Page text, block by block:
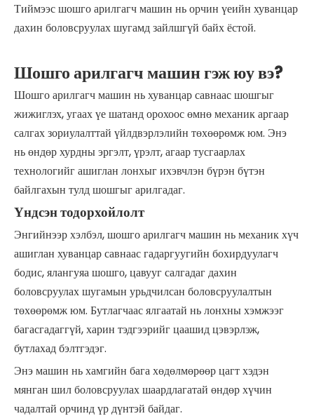
Тиймээс шошго арилгагч машин нь орчин үеийн хуванцар
дахин боловсруулах шугамд зайлшгүй байх ёстой.
Шошго арилгагч машин гэж юу вэ?
Шошго арилгагч машин нь хуванцар савнаас шошгыг
жижиглэх, угаах үе шатанд орохоос өмнө механик аргаар
салгах зориулалттай үйлдвэрлэлийн төхөөрөмж юм. Энэ
нь өндөр хурдны эргэлт, үрэлт, агаар тусгаарлах
технологийг ашиглан лонхыг ихэвчлэн бүрэн бүтэн
байлгахын тулд шошгыг арилгадаг.
Үндсэн тодорхойлолт
Энгийнээр хэлбэл, шошго арилгагч машин нь механик хүч
ашиглан хуванцар савнаас гадаргуугийн бохирдуулагч
бодис, ялангуяа шошго, цавууг салгадаг дахин
боловсруулах шугамын урьдчилсан боловсруулалтын
төхөөрөмж юм. Бутлагчаас ялгаатай нь лонхны хэмжээг
багасгадаггүй, харин тэдгээрийг цаашид цэвэрлэж,
бутлахад бэлтгэдэг.
Энэ машин нь хамгийн бага хөдөлмөрөөр цагт хэдэн
мянган шил боловсруулах шаардлагатай өндөр хүчин
чадалтай орчинд үр дүнтэй байдаг.